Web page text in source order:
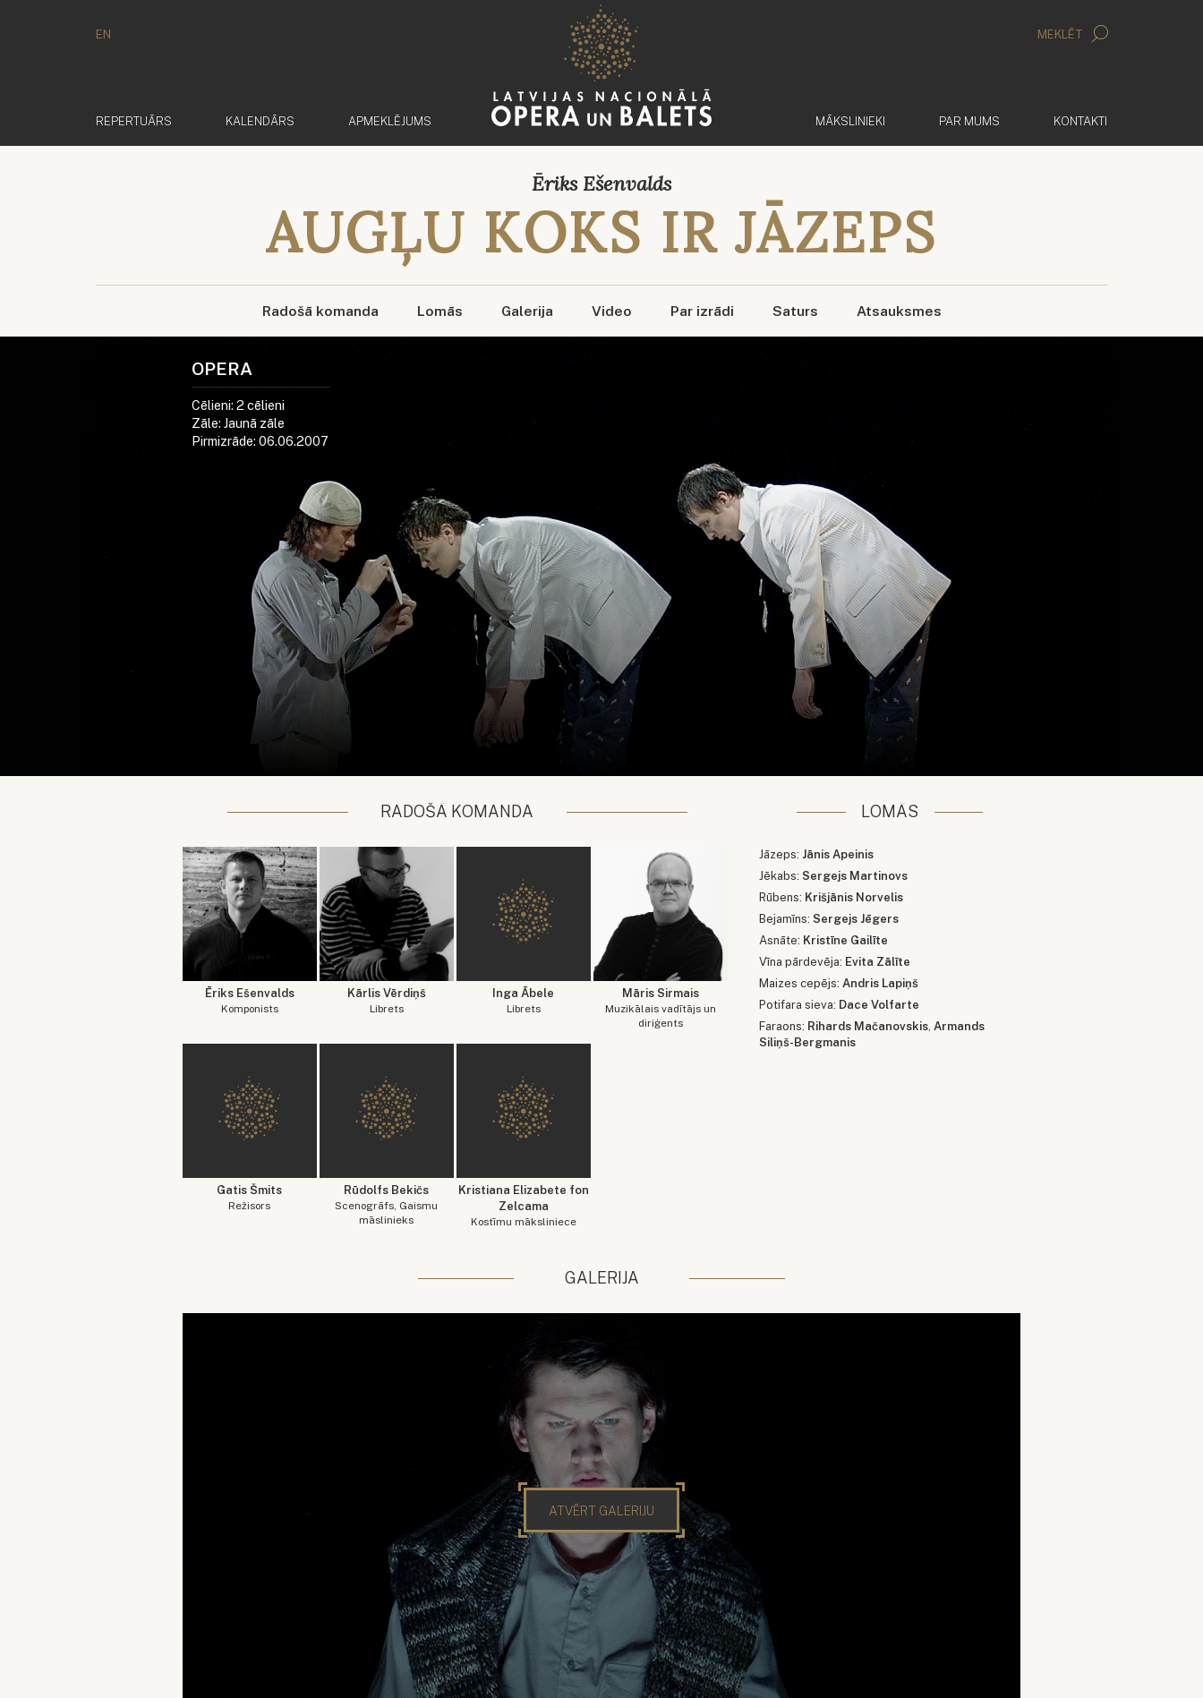
EN MEKLĒT
REPERTUĀRS KALENDĀRS APMEKLĒJUMS MĀKSLINIEKI PAR MUMS KONTAKTI
Ēriks Ešenvalds
AUGĻU KOKS IR JĀZEPS
Radošā komanda Lomās Galerija Video Par izrādi Saturs Atsauksmes
OPERA
Cēlieni: 2 cēlieni
Zāle: Jaunā zāle
Pirmizrāde: 06.06.2007
RADOŠĀ KOMANDA
Ēriks Ešenvalds
Komponists
Kārlis Vērdiņš
Librets
Inga Ābele
Librets
Māris Sirmais
Muzikālais vadītājs un
diriģents
Gatis Šmits
Režisors
Rūdolfs Bekičs
Scenogrāfs, Gaismu
māslinieks
Kristiana Elizabete fon
Zelcama
Kostīmu māksliniece
LOMĀS
Jāzeps: Jānis Apeinis
Jēkabs: Sergejs Martinovs
Rūbens: Krišjānis Norvelis
Bejamīns: Sergejs Jēgers
Asnāte: Kristīne Gailīte
Vīna pārdevēja: Evita Zālīte
Maizes cepējs:Andris Lapiņš
Potifara sieva: Dace Volfarte
Faraons: Rihards Mačanovskis,Armands
Siliņš-Bergmanis
GALERIJA
ATVĒRT GALERIJU